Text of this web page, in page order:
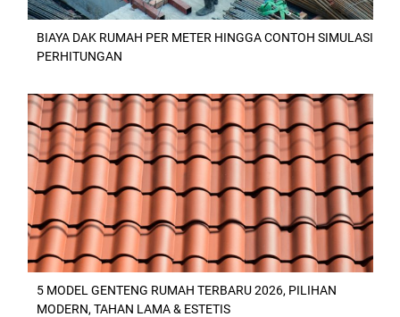
BIAYA DAK RUMAH PER METER HINGGA CONTOH SIMULASI
PERHITUNGAN
5 MODEL GENTENG RUMAH TERBARU 2026, PILIHAN
MODERN, TAHAN LAMA & ESTETIS